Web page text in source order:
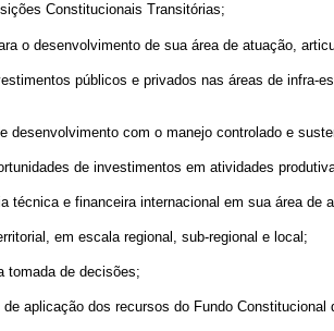
Constitucionais Transitórias;
o desenvolvimento de sua área de atuação,
públicos e privados nas áreas de
desenvolvimento com o manejo controlado e
de investimentos em atividades
técnica e financeira internacional em sua área de
em escala regional, sub-regional e local;
tomada de decisões;
aplicação dos recursos do Fundo